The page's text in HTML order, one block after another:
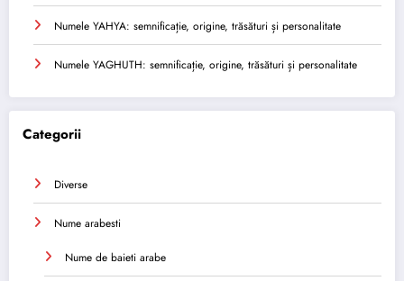
Numele YAHYA: semnificație, origine, trăsături și personalitate
Numele YAGHUTH: semnificație, origine, trăsături și personalitate
Categorii
Diverse
Nume arabesti
Nume de baieti arabe